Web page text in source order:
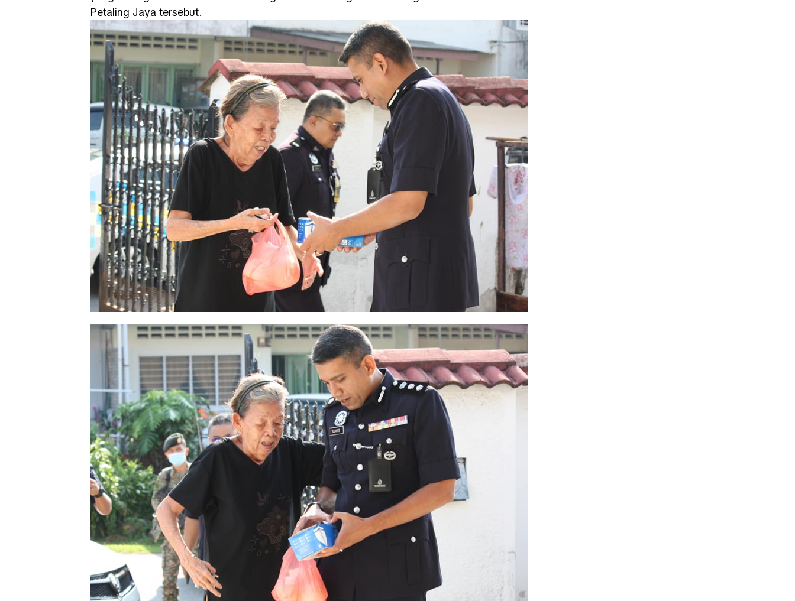
Petaling Jaya tersebut.